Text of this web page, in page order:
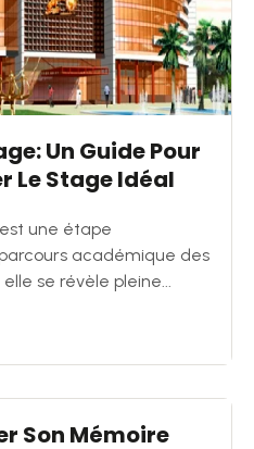
Un Guide Pour
Le Stage Idéal
une étape
académique des
se révèle pleine...
Son Mémoire